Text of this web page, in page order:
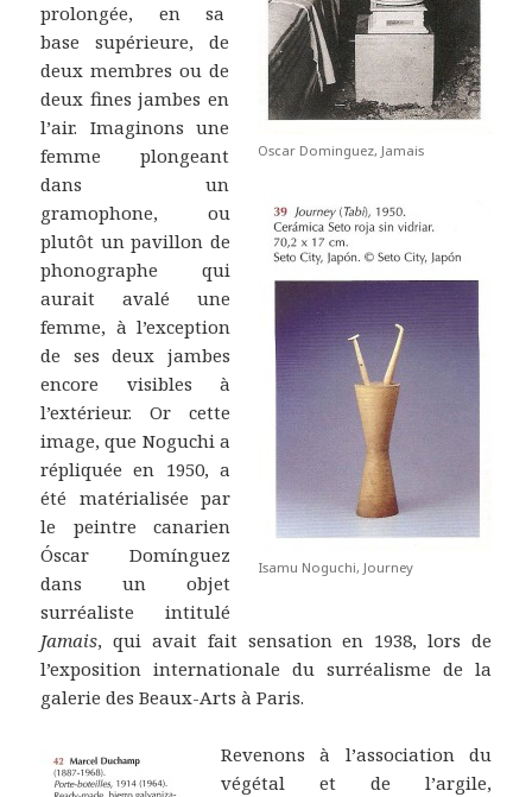
Oscar Dominguez, Jamais
Isamu Noguchi, Journey
prolongée, en sa
base supérieure, de
deux membres ou de
deux fines jambes en
l’air. Imaginons une
femme plongeant
dans un
gramophone, ou
plutôt un pavillon de
phonographe qui
aurait avalé une
femme, à l’exception
de ses deux jambes
encore visibles à
l’extérieur. Or cette
image, que Noguchi a
répliquée en 1950, a
été matérialisée par
le peintre canarien
Óscar Domínguez
dans un objet
surréaliste intitulé
Jamais, qui avait fait sensation en 1938, lors de
l’exposition internationale du surréalisme de la
galerie des Beaux-Arts à Paris.
Revenons à l’association du
végétal et de l’argile,